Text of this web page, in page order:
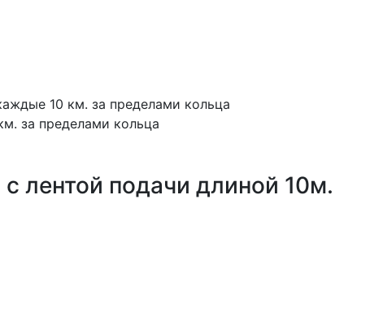
10 км. за пределами кольца
за пределами кольца
лентой подачи длиной 10м.